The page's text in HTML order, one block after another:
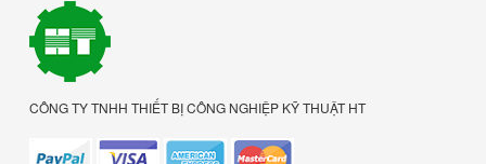
CÔNG TY TNHH THIẾT BỊ CÔNG NGHIỆP KỸ THUẬT HT